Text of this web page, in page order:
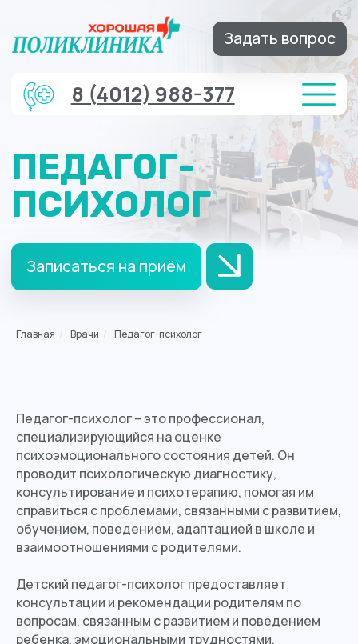
Задать вопрос
ПЕДАГОГ-
ПСИХОЛОГ
Записаться на приём
Главная / Врачи / Педагог-психолог
Педагог-психолог – это профессионал,
специализирующийся на оценке
психоэмоционального состояния детей. Он
проводит психологическую диагностику,
консультирование и психотерапию, помогая им
справиться с проблемами, связанными с развитием,
обучением, поведением, адаптацией в школе и
взаимоотношениями с родителями.
Детский педагог-психолог предоставляет
консультации и рекомендации родителям по
вопросам, связанным с развитием и поведением
ребенка, эмоциональными трудностями,